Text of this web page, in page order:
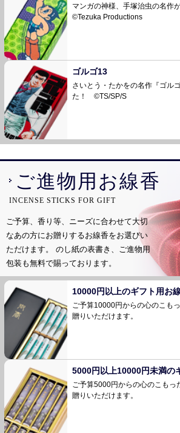
マンガの神様、手塚治虫の名作
©Tezuka Productions
ゴルゴ13
さいとう・たかをの名作『ゴル
た！ ©TS/SP/S
ご進物用お線香
INCENSE STICKS FOR GIFT
ご予算、香り等、ニーズに合わせて大切
なあの方にお贈りするお線香をお選びい
ただけます。
のし紙の表書き、ご進物用
包装も無料で賜っております。
10000円以上のギフト用お
ご予算10000円からの心のこも
贈りいただけます。
5000円以上10000円未満の
ご予算5000円からの心のこもっ
贈りいただけます。